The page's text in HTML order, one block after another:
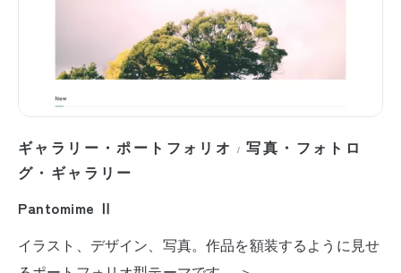
ギャラリー・ポートフォリオ /写真・フォトロ
グ・ギャラリー
Pantomime Ⅱ
イラスト、デザイン、写真。作品を額装するように見せ